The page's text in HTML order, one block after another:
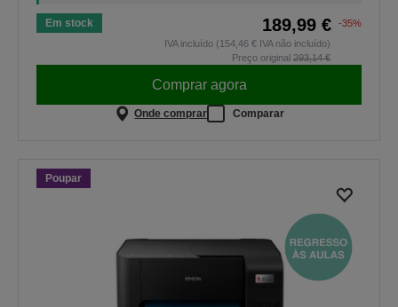
Em stock 189,99 €
-35%
IVA incluído (154,46 € IVA não incluído)
Preço original 293,14 €
Comprar agora
Onde comprar Comparar
Poupar